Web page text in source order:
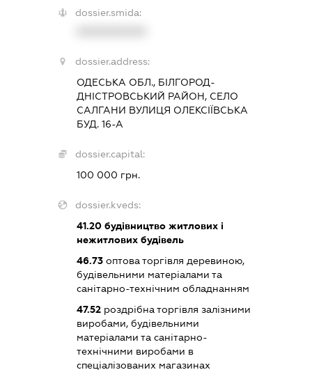
dossier.smida:
dossier.address:
ОДЕСЬКА ОБЛ., БІЛГОРОД-
ДНІСТРОВСЬКИЙ РАЙОН, СЕЛО
САЛГАНИ ВУЛИЦЯ ОЛЕКСІЇВСЬКА
БУД. 16-А
dossier.capital:
100 000 грн.
dossier.kveds:
41.20будівництво житлових і
нежитлових будівель
46.73оптова торгівля деревиною,
будівельними матеріалами та
санітарно-технічним обладнанням
47.52роздрібна торгівля залізними
виробами, будівельними
матеріалами та санітарно-
технічними виробами в
спеціалізованих магазинах